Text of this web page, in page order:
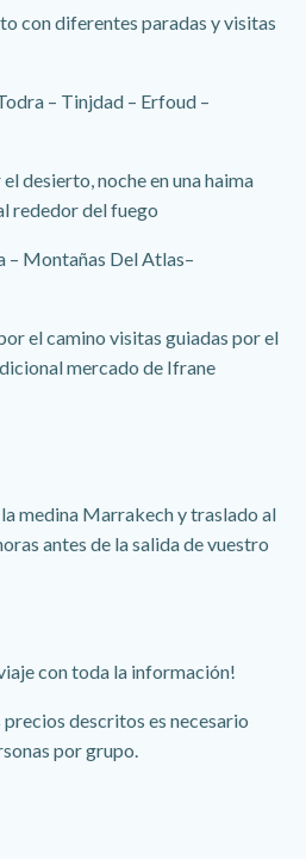
con diferentes paradas y visitas
– Tinjdad – Erfoud –
desierto, noche en una haima
rededor del fuego
– Montañas Del Atlas–
el camino visitas guiadas por el
mercado de Ifrane
medina Marrakech y traslado al
antes de la salida de vuestro
con toda la información!
descritos es necesario
por grupo.